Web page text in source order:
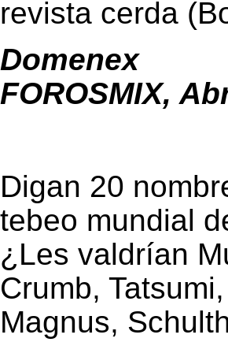
revista cerda
Domenex
FOROSMIX,
Digan 20
tebeo mundial
¿Les valdrían
Crumb,
Magnus,